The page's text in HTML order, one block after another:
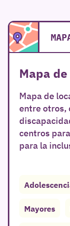
Mapa
Mapa de
entre otros,
centros
para la
Mayores